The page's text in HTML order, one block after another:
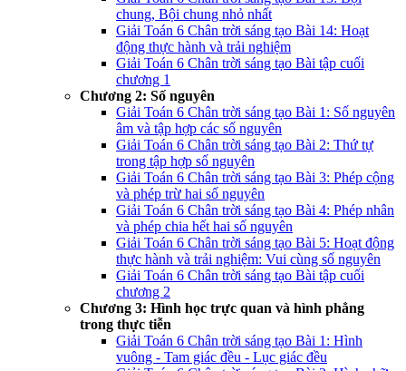
chung, Bội chung nhỏ nhất
Giải Toán 6 Chân trời sáng tạo Bài 14: Hoạt
động thực hành và trải nghiệm
Giải Toán 6 Chân trời sáng tạo Bài tập cuối
chương 1
Chương 2: Số nguyên
Giải Toán 6 Chân trời sáng tạo Bài 1: Số nguyên
âm và tập hợp các số nguyên
Giải Toán 6 Chân trời sáng tạo Bài 2: Thứ tự
trong tập hợp số nguyên
Giải Toán 6 Chân trời sáng tạo Bài 3: Phép cộng
và phép trừ hai số nguyên
Giải Toán 6 Chân trời sáng tạo Bài 4: Phép nhân
và phép chia hết hai số nguyên
Giải Toán 6 Chân trời sáng tạo Bài 5: Hoạt động
thực hành và trải nghiệm: Vui cùng số nguyên
Giải Toán 6 Chân trời sáng tạo Bài tập cuối
chương 2
Chương 3: Hình học trực quan và hình phẳng
trong thực tiễn
Giải Toán 6 Chân trời sáng tạo Bài 1: Hình
vuông - Tam giác đều - Lục giác đều